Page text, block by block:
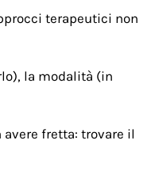
terapeutici non
la modalità (in
fretta: trovare il